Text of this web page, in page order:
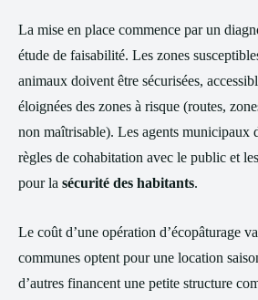
La mise en place commence par un
étude de faisabilité. Les zones
animaux doivent être sécurisées,
éloignées des zones à risque (routes,
non maîtrisable). Les agents municipaux
règles de cohabitation avec le public et
pour la sécurité des habitants.
Le coût d’une opération d’écopâturage
communes optent pour une location
d’autres financent une petite structure